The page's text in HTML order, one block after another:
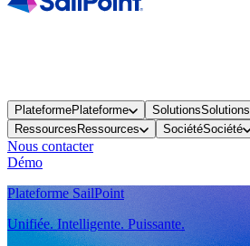
PlateformePlateforme SolutionsSolutions
Ressources Ressources SociétéSociété
Nous contacter
Démo
Plateforme SailPoint
Unifiée. Intelligente. Puissante.